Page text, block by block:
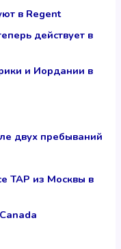
в Regent
действует в
и Иордании в
двух пребываний
TAP из Москвы в